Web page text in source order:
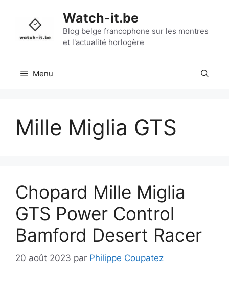
contenu
Watch-it.be
Blog belge francophone sur les montres
et l'actualité horlogère
Menu
Mille Miglia GTS
Chopard Mille Miglia
GTS Power Control
Bamford Desert Racer
20 août 2023 par Philippe Coupatez